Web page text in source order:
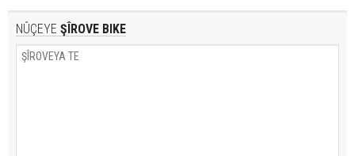
NÛÇEYE ŞÎROVE BIKE